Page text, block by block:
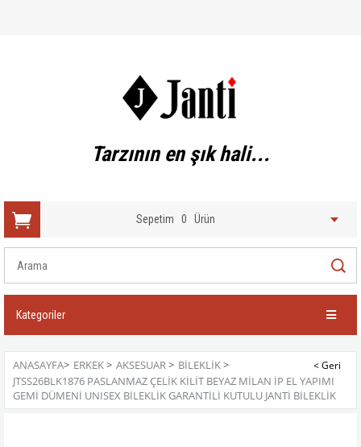
Tarzının en şık hali...
Sepetim 0 Ürün
Kategoriler
ANASAYFA> ERKEK> AKSESUAR> BILEKLIK>
JTSS26BLK1876 PASLANMAZ ÇELİK KİLİT BEYAZ MİLAN İP EL YAPIMI
GEMİ DÜMENİ UNISEX BİLEKLİK GARANTİLİ KUTULU JANTİ BİLEKLİK